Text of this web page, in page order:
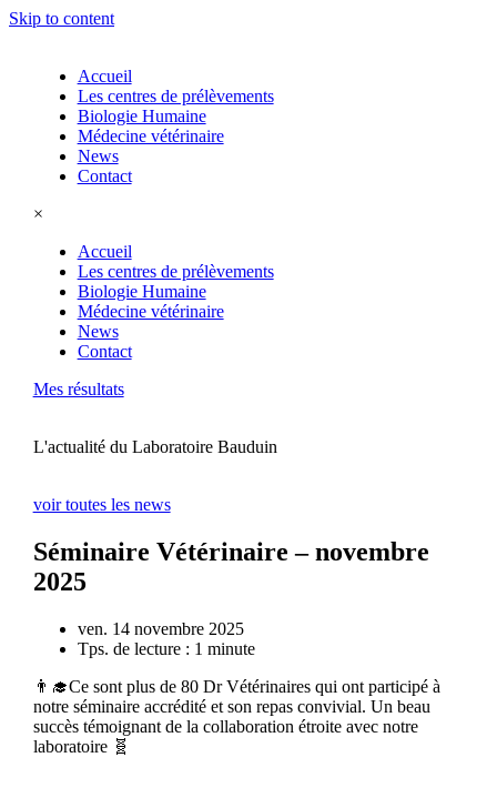
Skip to content
Accueil
Les centres de prélèvements
Biologie Humaine
Médecine vétérinaire
News
Contact
×
Accueil
Les centres de prélèvements
Biologie Humaine
Médecine vétérinaire
News
Contact
Mes résultats
L'actualité du Laboratoire Bauduin
voir toutes les news
Séminaire Vétérinaire – novembre
2025
ven. 14 novembre 2025
Tps. de lecture : 1 minute
👨‍🎓Ce sont plus de 80 Dr Vétérinaires qui ont participé à
notre séminaire accrédité et son repas convivial. Un beau
succès témoignant de la collaboration étroite avec notre
laboratoire 🧬